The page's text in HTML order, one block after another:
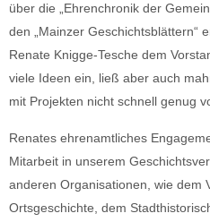
über die „Ehrenchronik der
den „Mainzer Geschichtsblättern“
Renate Knigge-Tesche dem
viele Ideen ein, ließ aber auch
mit Projekten nicht schnell genug
Renates ehrenamtliches
Mitarbeit in unserem
anderen Organisationen, wie dem
Ortsgeschichte, dem